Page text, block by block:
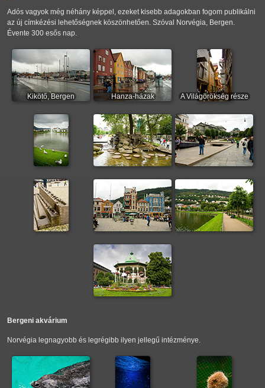
Adós vagyok még néhány képpel, ezeket kisebb adagokban fogom publikálni
az új címkézési lehetőségnek köszönhetően. Szóval Norvégia, Bergen.
Évente 300 esős nap.
Kikötő, Bergen Hanza-házak A Világörökség része
Bergeni akvárium
Norvégia legnagyobb és legrégibb ilyen jellegű intézménye.